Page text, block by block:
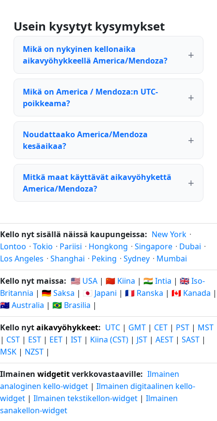
Usein kysytyt kysymykset
Mikä on nykyinen kellonaika
aikavyöhykkeellä America/Mendoza?
Mikä on America / Mendoza:n UTC-
poikkeama?
Noudattaako America/Mendoza
kesäaikaa?
Mitkä maat käyttävät aikavyöhykettä
America/Mendoza?
Kello nyt sisällä näissä kaupungeissa: New York ·
Lontoo · Tokio · Pariisi · Hongkong · Singapore · Dubai ·
Los Angeles · Shanghai · Peking · Sydney · Mumbai
Kello nyt maissa: 🇺🇸 USA | 🇨🇳 Kiina | 🇮🇳 Intia | 🇬🇧 Iso-
Britannia | 🇩🇪 Saksa | 🇯🇵 Japani | 🇫🇷 Ranska | 🇨🇦 Kanada |
🇦🇺 Australia | 🇧🇷 Brasilia |
Kello nytaikavyöhykkeet: UTC | GMT | CET | PST | MST
| CST | EST | EET | IST | Kiina (CST) | JST | AEST | SAST |
MSK | NZST |
Ilmainen widgetitverkkovastaaville: Ilmainen
analoginen kello-widget | Ilmainen digitaalinen kello-
widget | Ilmainen tekstikellon-widget | Ilmainen
sanakellon-widget